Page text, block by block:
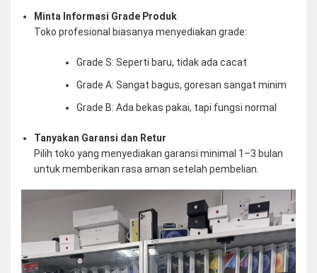
Minta Informasi Grade Produk
Toko profesional biasanya menyediakan grade:
Grade S: Seperti baru, tidak ada cacat
Grade A: Sangat bagus, goresan sangat minim
Grade B: Ada bekas pakai, tapi fungsi normal
Tanyakan Garansi dan Retur
Pilih toko yang menyediakan garansi minimal 1–3 bulan
untuk memberikan rasa aman setelah pembelian.